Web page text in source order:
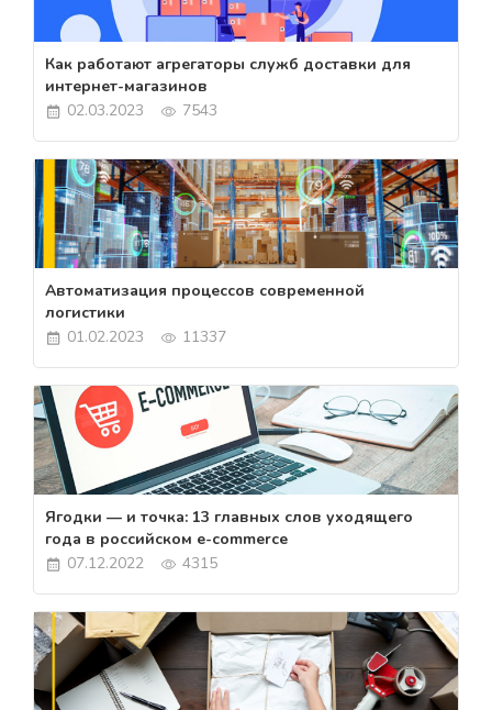
Как работают агрегаторы служб доставки для
интернет-магазинов
02.03.2023
7543
Автоматизация процессов современной
логистики
01.02.2023
11337
Ягодки — и точка: 13 главных слов уходящего
года в российском e-commerce
07.12.2022
4315